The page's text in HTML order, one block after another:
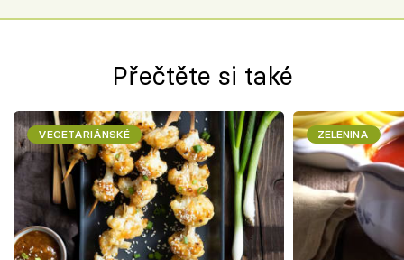
Přečtěte si také
VEGETARIÁNSKÉ ZELENINA